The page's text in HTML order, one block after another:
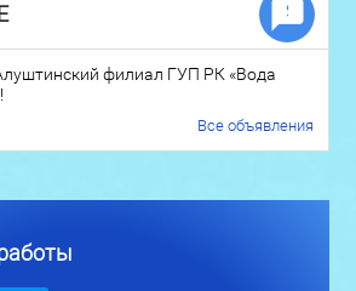
филиал ГУП РК «Вода
Все объявления